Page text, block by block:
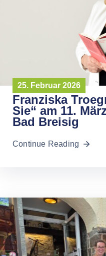
25. Februar 2026
Franziska
Sie“ am 11.
Bad Breisig
Continue Reading